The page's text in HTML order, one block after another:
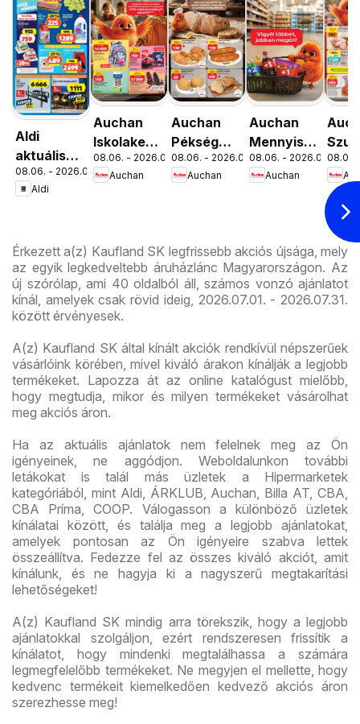
Aldi
aktuális
akciós
újság
08.06. - 2026.08.12.
Aldi
Auchan
Iskolakezdés
ajánlatok
08.06. - 2026.08.19.
Auchan
Auchan
Pékség
ajánlataink
08.06. - 2026.08.12.
Auchan
Auchan
Mennyiségi
kedvezmény
ajánlataink
08.06. - 2026.08.19.
Auchan
08.06.
Érkezett a(z) Kaufland SK legfrissebb akciós újsága, mely
az egyik legkedveltebb áruházlánc Magyarországon. Az
új szórólap, ami 40 oldalból áll, számos vonzó ajánlatot
kínál, amelyek csak rövid ideig, 2026.07.01. - 2026.07.31.
között érvényesek.
A(z) Kaufland SK által kínált akciók rendkívül népszerűek
vásárlóink körében, mivel kiváló árakon kínálják a legjobb
termékeket. Lapozza át az online katalógust mielőbb,
hogy megtudja, mikor és milyen termékeket vásárolhat
meg akciós áron.
Ha az aktuális ajánlatok nem felelnek meg az Ön
igényeinek, ne aggódjon. Weboldalunkon további
letákokat is talál más üzletek a Hipermarketek
kategóriából, mint Aldi, ÁRKLUB, Auchan, Billa AT, CBA,
CBA Príma, COOP. Válogasson a különböző üzletek
kínálatai között, és találja meg a legjobb ajánlatokat,
amelyek pontosan az Ön igényeire szabva lettek
összeállítva. Fedezze fel az összes kiváló akciót, amit
kínálunk, és ne hagyja ki a nagyszerű megtakarítási
lehetőségeket!
A(z) Kaufland SK mindig arra törekszik, hogy a legjobb
ajánlatokkal szolgáljon, ezért rendszeresen frissítik a
kínálatot, hogy mindenki megtalálhassa a számára
legmegfelelőbb termékeket. Ne megyjen el mellette, hogy
kedvenc termékeit kiemelkedően kedvező akciós áron
szerezhesse meg!